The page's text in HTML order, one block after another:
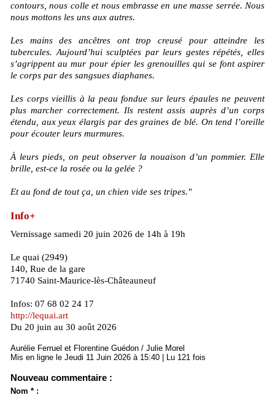
contours, nous colle et nous embrasse en une masse serrée. Nous
nous mottons les uns aux autres.
Les mains des ancêtres ont trop creusé pour atteindre les
tubercules. Aujourd’hui sculptées par leurs gestes répétés, elles
s’agrippent au mur pour épier les grenouilles qui se font aspirer
le corps par des sangsues diaphanes.
Les corps vieillis à la peau fondue sur leurs épaules ne peuvent
plus marcher correctement. Ils restent assis auprès d’un corps
étendu, aux yeux élargis par des graines de blé. On tend l’oreille
pour écouter leurs murmures.
À leurs pieds, on peut observer la nouaison d’un pommier. Elle
brille, est-ce la rosée ou la gelée ?
Et au fond de tout ça, un chien vide ses tripes."
Info+
Vernissage samedi 20 juin 2026 de 14h à 19h
Le quai (2949)
140, Rue de la gare
71740 Saint-Maurice-lès-Châteauneuf
Infos: 07 68 02 24 17
http://lequai.art
Du 20 juin au 30 août 2026
Aurélie Ferruel et Florentine Guédon / Julie Morel
Mis en ligne le Jeudi 11 Juin 2026 à 15:40 | Lu 121 fois
Nouveau commentaire :
Nom * :